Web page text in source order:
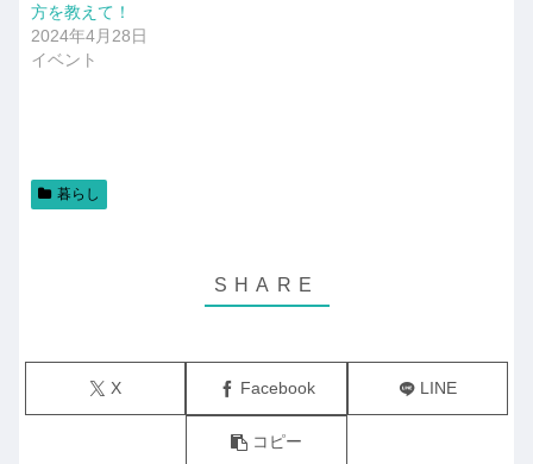
方を教えて！
2024年4月28日
イベント
暮らし
X Facebook LINE
コピー